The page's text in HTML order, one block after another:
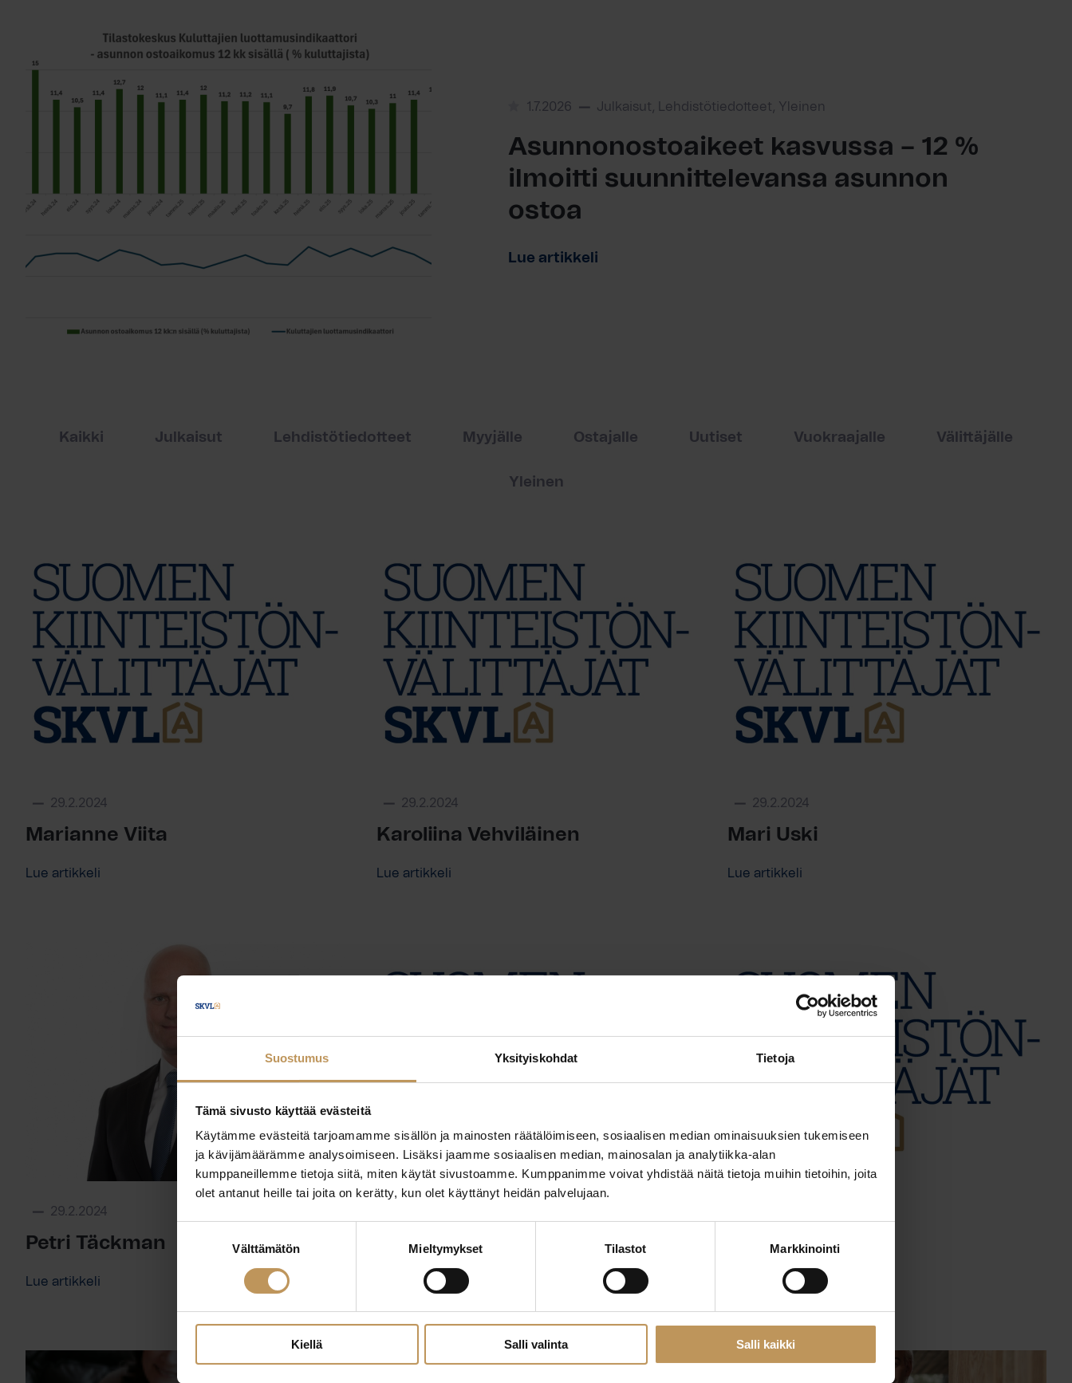
Suostumus Yksityiskohdat Tietoja
Tämä sivusto käyttää evästeitä
Käytämme evästeitä tarjoamamme sisällön ja mainosten räätälöimiseen, sosiaalisen median ominaisuuksien tukemiseen
ja kävijämäärämme analysoimiseen. Lisäksi jaamme sosiaalisen median, mainosalan ja analytiikka-alan
kumppaneillemme tietoja siitä, miten käytät sivustoamme. Kumppanimme voivat yhdistää näitä tietoja muihin tietoihin, joita
olet antanut heille tai joita on kerätty, kun olet käyttänyt heidän palvelujaan.
Välttämätön Mieltymykset Tilastot Markkinointi
Kiellä Salli valinta Salli kaikki
1.7.2026 Julkaisut, Lehdistötiedotteet, Yleinen
Asunnonostoaikeet kasvussa – 12 %
ilmoitti suunnittelevansa asunnon
ostoa
Lue artikkeli
Kaikki Julkaisut Lehdistötiedotteet Myyjälle Ostajalle Uutiset Vuokraajalle Välittäjälle
Yleinen
29.2.2024
Marianne Viita
Lue artikkeli
29.2.2024
Karoliina Vehviläinen
Lue artikkeli
29.2.2024
Mari Uski
Lue artikkeli
29.2.2024
Petri Täckman
Lue artikkeli
Leena Toivonen
Lue artikkeli
Taneli Soila
Lue artikkeli